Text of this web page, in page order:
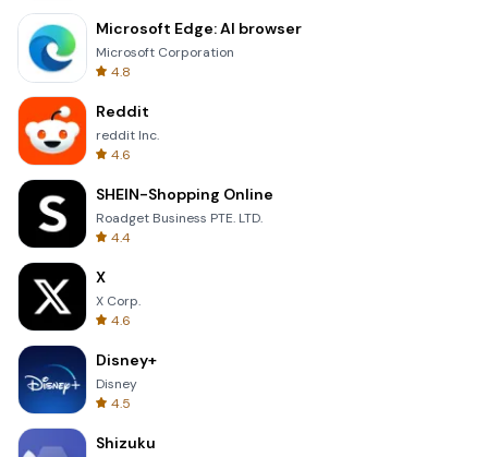
Microsoft Edge: AI browser
Microsoft Corporation
4.8
Reddit
reddit Inc.
4.6
SHEIN-Shopping Online
Roadget Business PTE. LTD.
4.4
X
X Corp.
4.6
Disney+
Disney
4.5
Shizuku